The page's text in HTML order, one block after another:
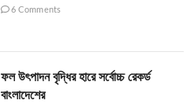
6 Comments
ফল উৎপাদন বৃদ্ধির হারে সর্বোচ্চ রেকর্ড
বাংলাদেশের